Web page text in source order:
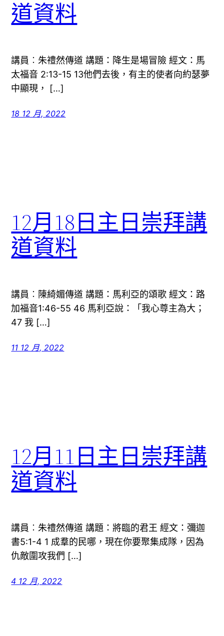
道資料
講員︰朱禮然傳道 講題：降生是場冒險 經文：馬
太福音 2:13-15 13他們去後，有主的使者向約瑟夢
中顯現， […]
18 12 月, 2022
12月18日主日崇拜講
道資料
講員︰陳綺媚傳道 講題：馬利亞的頌歌 經文：路
加福音1:46-55 46 馬利亞說：「我心尊主為大；
47 我 […]
11 12 月, 2022
12月11日主日崇拜講
道資料
講員︰朱禮然傳道 講題：將臨的君王 經文：彌迦
書5:1-4 1 成羣的民哪，現在你要聚集成隊，因為
仇敵圍攻我們 […]
4 12 月, 2022